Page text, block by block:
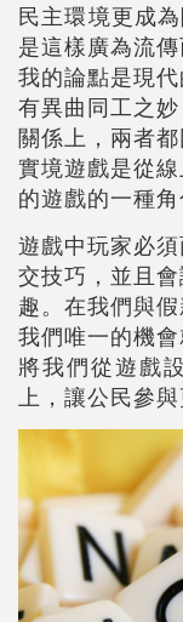
民主環境更成
是這樣廣為流
我的論點是現
有異曲同工之
關係上，兩者
實境遊戲是從
的遊戲的一種角
遊戲中玩家必
交技巧，並且
趣。在我們與
我們唯一的機
將我們從遊戲
上，讓公民參與